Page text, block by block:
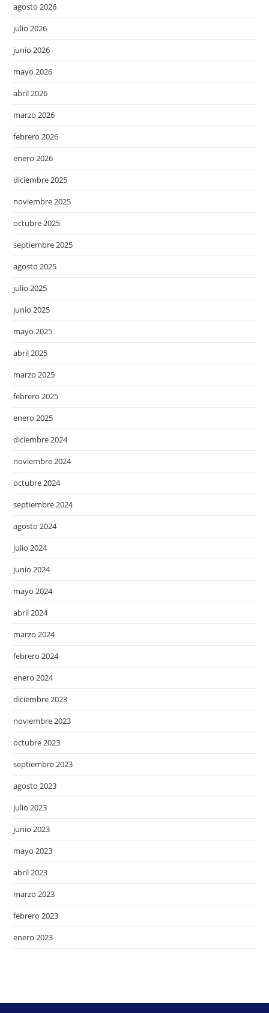
agosto 2026
julio 2026
junio 2026
mayo 2026
abril 2026
marzo 2026
febrero 2026
enero 2026
diciembre 2025
noviembre 2025
octubre 2025
septiembre 2025
agosto 2025
julio 2025
junio 2025
mayo 2025
abril 2025
marzo 2025
febrero 2025
enero 2025
diciembre 2024
noviembre 2024
octubre 2024
septiembre 2024
agosto 2024
julio 2024
junio 2024
mayo 2024
abril 2024
marzo 2024
febrero 2024
enero 2024
diciembre 2023
noviembre 2023
octubre 2023
septiembre 2023
agosto 2023
julio 2023
junio 2023
mayo 2023
abril 2023
marzo 2023
febrero 2023
enero 2023